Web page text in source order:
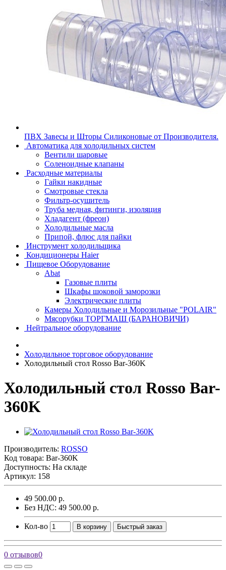
ПВХ Завесы и Шторы Силиконовые от Производителя.
Автоматика для холодильных систем
Вентили шаровые
Соленоидные клапаны
Расходные материалы
Гайки накидные
Смотровые стекла
Фильтр-осушитель
Труба медная, фитинги, изоляция
Хладагент (фреон)
Холодильные масла
Припой, флюс для пайки
Инструмент холодильщика
Кондиционеры Haier
Пищевое Оборудование
Abat
Газовые плиты
Шкафы шоковой заморозки
Электрические плиты
Камеры Холодильные и Морозильные "POLAIR"
Мясорубки ТОРГМАШ (БАРАНОВИЧИ)
Нейтральное оборудование
Холодильное торговое оборудование
Холодильный стол Rosso Bar-360K
Холодильный стол Rosso Bar-
360K
Производитель: ROSSO
Код товара: Bar-360K
Доступность: На складе
Артикул: 158
49 500.00 р.
Без НДС: 49 500.00 р.
Кол-во В корзину Быстрый заказ
0 отзывов0